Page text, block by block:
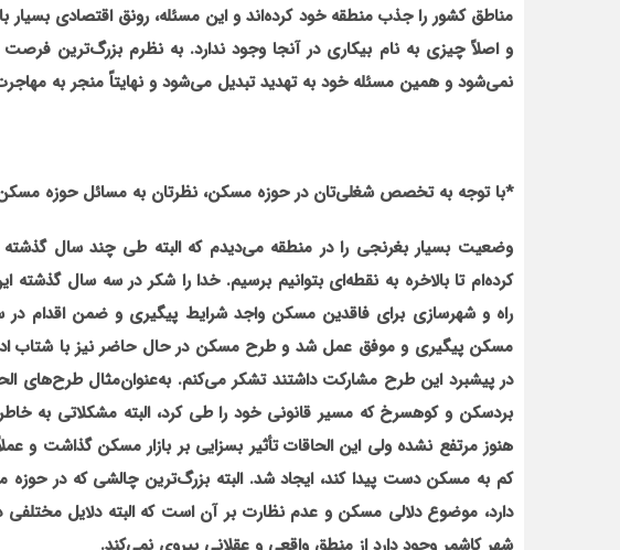
مناطق کشور را جذب منطقه خود کرده‌اند و این مسئله، رونق اقتصادی بسیار
و اصلاً چیزی به نام بیکاری در آنجا وجود ندارد. به نظرم بزرگ‌ترین
نمی‌شود و همین مسئله خود به تهدید تبدیل می‌شود و نهایتاً منجر به
*با توجه به تخصص شغلی‌تان در حوزه مسکن، نظرتان به مسائل حوزه
وضعیت بسیار بغرنجی را در منطقه می‌دیدم که البته طی چند سال
کرده‌ام تا بالاخره به نقطه‌ای بتوانیم برسیم. خدا را شکر در سه سال
راه و شهرسازی برای فاقدین مسکن واجد شرایط پیگیری و ضمن اقدام
مسکن پیگیری و موفق عمل شد و طرح مسکن در حال حاضر نیز با شتاب ادامه
در پیشبرد این طرح مشارکت داشتند تشکر می‌کنم. به‌عنوان‌مثال طرح‌های
بردسکن و کوهسرخ که مسیر قانونی خود را طی کرد، البته مشکلاتی به
هنوز مرتفع نشده ولی این الحاقات تأثیر بسزایی بر بازار مسکن گذاشت و
کم به مسکن دست پیدا کند، ایجاد شد. البته بزرگ‌ترین چالشی که در
دارد، موضوع دلالی مسکن و عدم نظارت بر آن است که البته دلایل